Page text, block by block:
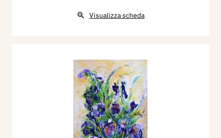
Visualizza scheda